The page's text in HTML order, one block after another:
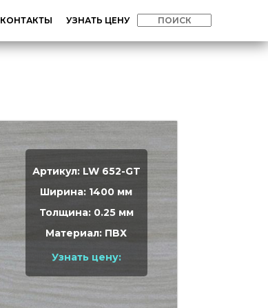
КОНТАКТЫ УЗНАТЬ ЦЕНУ
Артикул: LW 652-GT
Ширина: 1400 мм
Толщина: 0.25 мм
Материал: ПВХ
Узнать цену: